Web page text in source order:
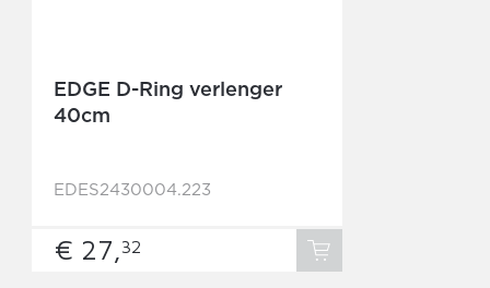
EDGE D-Ring verlenger
40cm
EDES2430004.223
€ 27,32